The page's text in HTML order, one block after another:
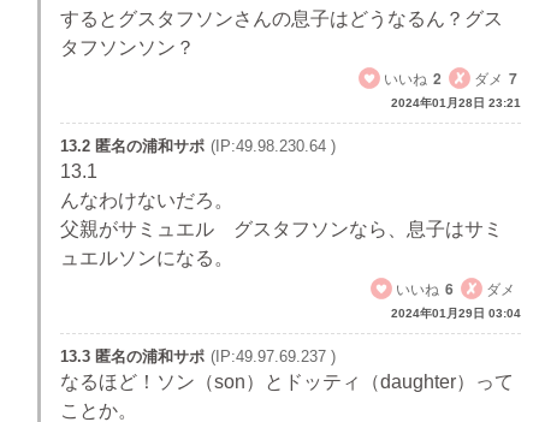
するとグスタフソンさんの息子はどうなるん？グス
タフソンソン？
いいね 2 ダメ 7
2024年01月28日 23:21
13.2 匿名の浦和サポ (IP:49.98.230.64 )
13.1
んなわけないだろ。
父親がサミュエル グスタフソンなら、息子はサミ
ュエルソンになる。
いいね 6 ダメ
2024年01月29日 03:04
13.3 匿名の浦和サポ (IP:49.97.69.237 )
なるほど！ソン（son）とドッティ（daughter）って
ことか。